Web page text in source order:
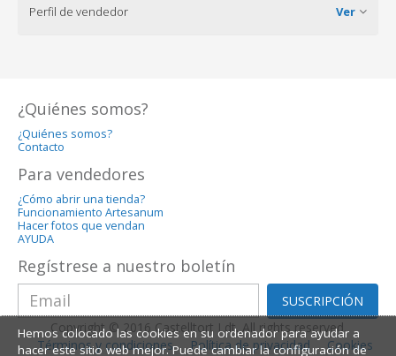
Perfil de vendedor Ver
¿Quiénes somos?
¿Quiénes somos?
Contacto
Para vendedores
¿Cómo abrir una tienda?
Funcionamiento Artesanum
Hacer fotos que vendan
AYUDA
Regístrese a nuestro boletín
SUSCRIPCIÓN
Copyright © 2016 Castelltort Ldt. All rights reserved.
Términos y condiciones
Política de privacidad
Cookies
Hemos colocado las cookies en su ordenador para ayudar a
hacer este sitio web mejor. Puede cambiar la configuración de